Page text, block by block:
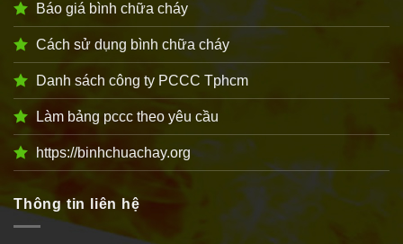
Báo giá bình chữa cháy
Cách sử dụng bình chữa cháy
Danh sách công ty PCCC Tphcm
Làm bảng pccc theo yêu cầu
https://binhchuachay.org
Thông tin liên hệ